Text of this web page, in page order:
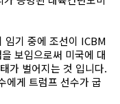
임기 중에 조선이 ICBM
보임으로써 미국에 대
가 벌어지는 것 입니다.
에게 트럼프 선수가 굽